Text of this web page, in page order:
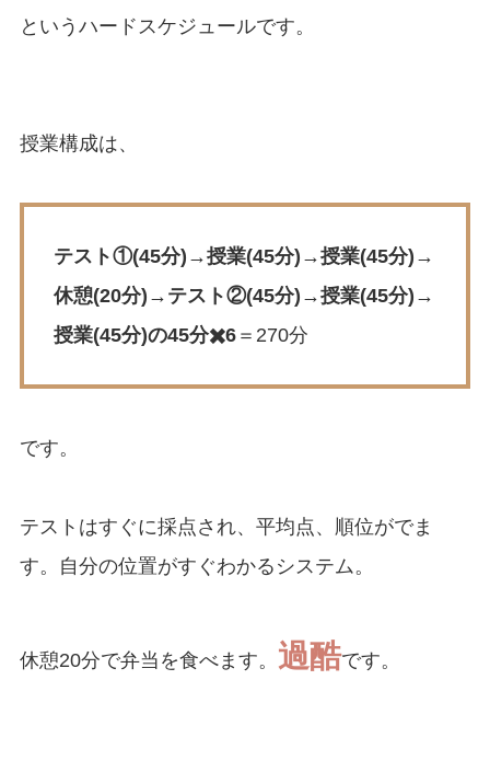
というハードスケジュールです。
授業構成は、
テスト①(45分)→授業(45分)→授業(45分)→
休憩(20分)→テスト②(45分)→授業(45分)→
授業(45分)の45分✖️6＝270分
です。
テストはすぐに採点され、平均点、順位がでま
す。自分の位置がすぐわかるシステム。
休憩20分で弁当を食べます。 過酷です。